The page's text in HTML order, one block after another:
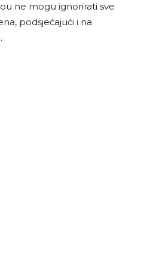
ne mogu ignorirati sve
podsjećajući i na